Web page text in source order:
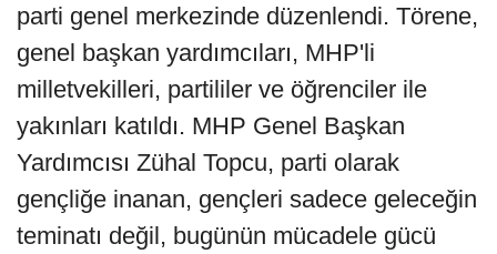
parti genel merkezinde düzenlendi. Törene,
genel başkan yardımcıları, MHP'li
milletvekilleri, partililer ve öğrenciler ile
yakınları katıldı. MHP Genel Başkan
Yardımcısı Zühal Topcu, parti olarak
gençliğe inanan, gençleri sadece geleceğin
teminatı değil, bugünün mücadele gücü